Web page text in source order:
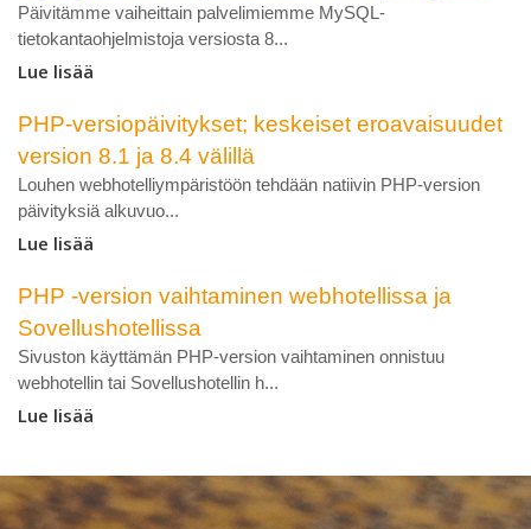
Päivitämme vaiheittain palvelimiemme MySQL-
tietokantaohjelmistoja versiosta 8...
Lue lisää
PHP-versiopäivitykset; keskeiset eroavaisuudet
version 8.1 ja 8.4 välillä
Louhen webhotelliympäristöön tehdään natiivin PHP-version
päivityksiä alkuvuo...
Lue lisää
PHP -version vaihtaminen webhotellissa ja
Sovellushotellissa
Sivuston käyttämän PHP-version vaihtaminen onnistuu
webhotellin tai Sovellushotellin h...
Lue lisää